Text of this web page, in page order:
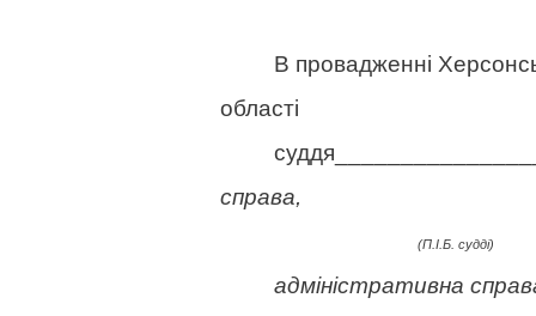
В провадженні
області
справа,
(П.І.Б. судді)
адміністративна справа,